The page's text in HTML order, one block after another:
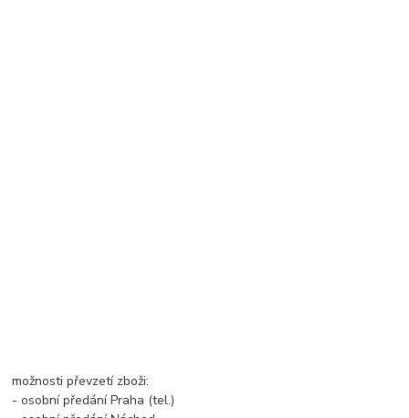
možnosti převzetí zboži:
- osobní předání Praha (tel.)